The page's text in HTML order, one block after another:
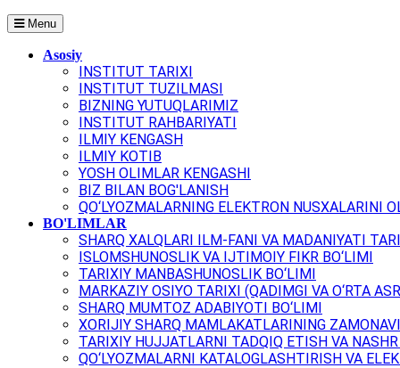
Menu
Asosiy
INSTITUT TARIXI
INSTITUT TUZILMASI
BIZNING YUTUQLARIMIZ
INSTITUT RAHBARIYATI
ILMIY KENGASH
ILMIY KOTIB
YOSH OLIMLAR KENGASHI
BIZ BILAN BOG'LANISH
QO‘LYOZMALARNING ELEKTRON NUSXALARINI
BO'LIMLAR
SHARQ XALQLARI ILM-FANI VA MADANIYATI
ISLOMSHUNOSLIK VA IJTIMOIY FIKR BO‘LIMI
TARIXIY MANBASHUNOSLIK BO‘LIMI
MARKAZIY OSIYO TARIXI (QADIMGI VA O‘RTA
SHARQ MUMTOZ ADABIYOTI BO‘LIMI
XORIJIY SHARQ MAMLAKATLARINING
TARIXIY HUJJATLARNI TADQIQ ETISH VA
QO‘LYOZMALARNI KATALOGLASHTIRISH VA